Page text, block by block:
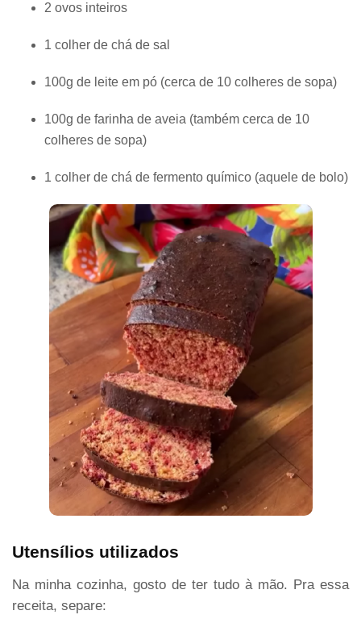
2 ovos inteiros
1 colher de chá de sal
100g de leite em pó (cerca de 10 colheres de sopa)
100g de farinha de aveia (também cerca de 10
colheres de sopa)
1 colher de chá de fermento químico (aquele de bolo)
Utensílios utilizados
Na minha cozinha, gosto de ter tudo à mão. Pra essa
receita, separe: